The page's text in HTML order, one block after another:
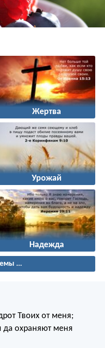
Жертва
Урожай
Надежда
...
Твоих от меня;
да охраняют меня